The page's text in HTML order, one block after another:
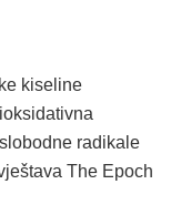
kiseline
radikale
The Epoch